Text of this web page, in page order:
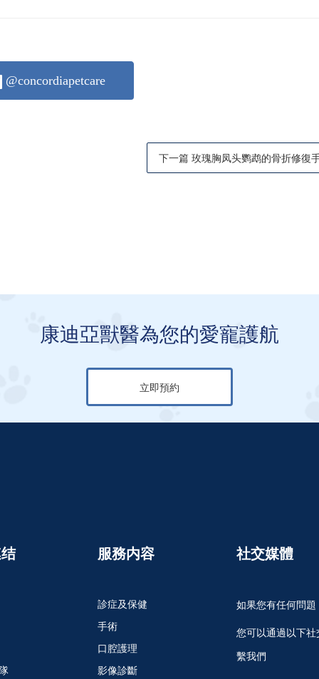
@concordiapetcare
下一篇 玫瑰胸凤头鹦鹉的骨折修復
康迪亞獸醫為您的愛寵護航
立即預約
服務内容
診症及保健
手術
口腔護理
影像診斷
社交媒體
如果您有任何問題
您可以通過以下
繫我們